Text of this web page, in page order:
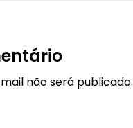
não será publicado.